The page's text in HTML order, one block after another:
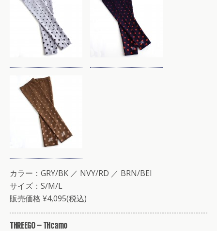
カラー：GRY/BK ／ NVY/RD ／ BRN/BEI
サイズ：S/M/L
販売価格 ¥4,095(税込)
THREEGO – THcamo